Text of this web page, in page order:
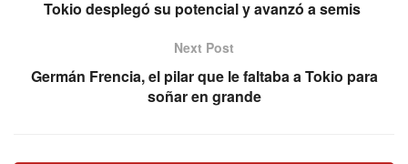
Tokio desplegó su potencial y avanzó a semis
Next Post
Germán Frencia, el pilar que le faltaba a Tokio para
soñar en grande